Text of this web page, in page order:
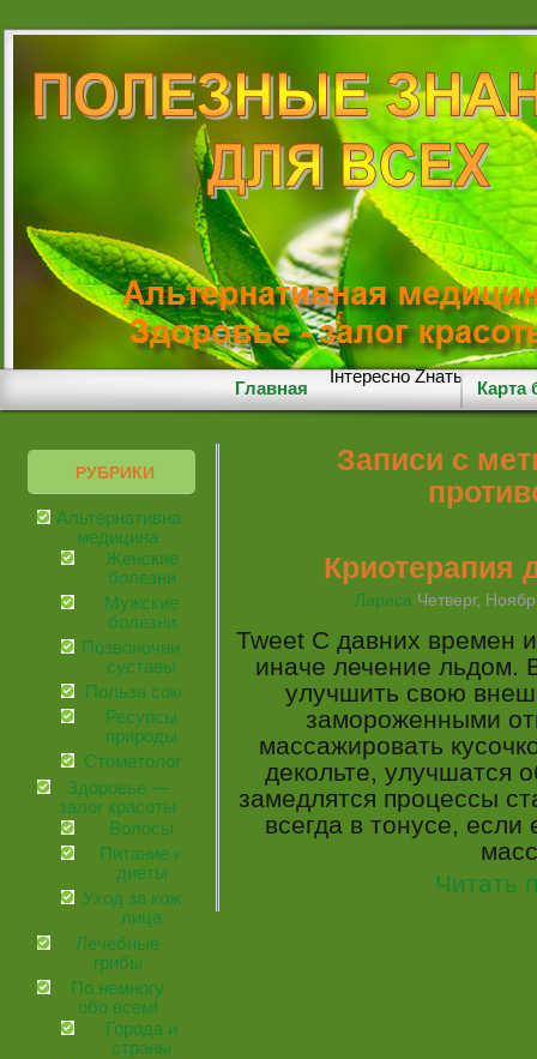
Главная
Iнтересно Zнать
Карта
РУБРИКИ
Альтернативная
медицина
Женские
болезни
Мужские
болезни
Позвоночник и
суставы
Польза соков
Ресурсы
природы
Стоматология
Здоровье —
залог красоты
Волосы
Питание и
диеты
Уход за кожей
лица
Лечебные
грибы
По немногу
обо всем!
Города и
страны
Записи с
Криотерапия
Лариса Четверг,
Tweet С давних времен
иначе лечение
улучшить свою
замороженными
массажировать
декольте, улучшатся
замедлятся процессы
всегда в тонусе,
Читать